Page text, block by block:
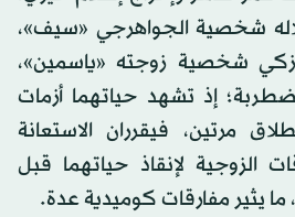
عمر طاهر وإخراج إسلام خيري،
شخصية الجواهرجي «سيف»،
شخصية زوجته «ياسمين»،
إذ تشهد حياتهما أزمات
مرتين، فيقرران الاستعانة
لإنقاذ حياتهما قبل